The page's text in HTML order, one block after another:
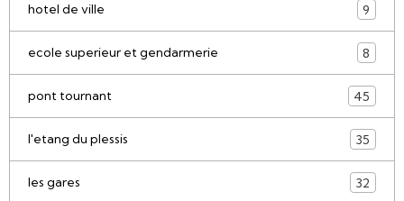
hotel de ville 9
ecole superieur et gendarmerie 8
pont tournant 45
l'etang du plessis 35
les gares 32